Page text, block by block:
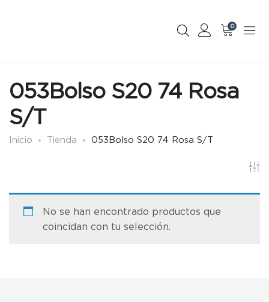
0
053Bolso S20 74 Rosa
S/T
Inicio Tienda 053Bolso S20 74 Rosa S/T
No se han encontrado productos que
coincidan con tu selección.